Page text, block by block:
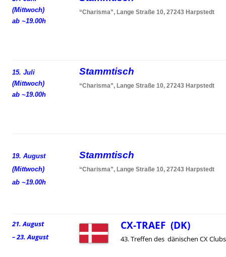
(Mittwoch)
ab ~19.00h
“Charisma”, Lange Straße 10, 27243 Harpstedt
15. Juli
(Mittwoch)
ab ~19.00h
Stammtisch
“Charisma”, Lange Straße 10, 27243 Harpstedt
19. August
(Mittwoch)
ab ~19.00h
Stammtisch
“Charisma”, Lange Straße 10, 27243 Harpstedt
21. August
– 23. August
CX-TRAEF (DK)
43. Treffen des dänischen CX Clubs